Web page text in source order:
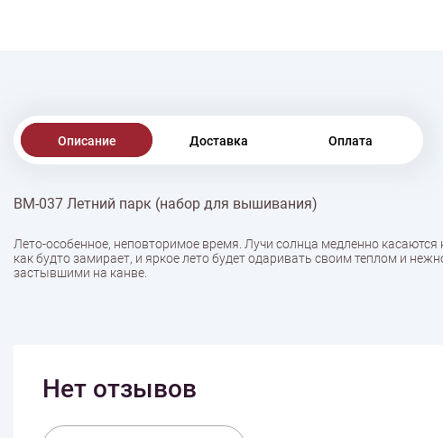
Описание Доставка Оплата
ВМ-037 Летний парк (набор для вышивания)
Лето-особенное, неповторимое время. Лучи солнца медленно
как будто замирает, и яркое лето будет одаривать своим теплом и
застывшими на канве.
Нет отзывов